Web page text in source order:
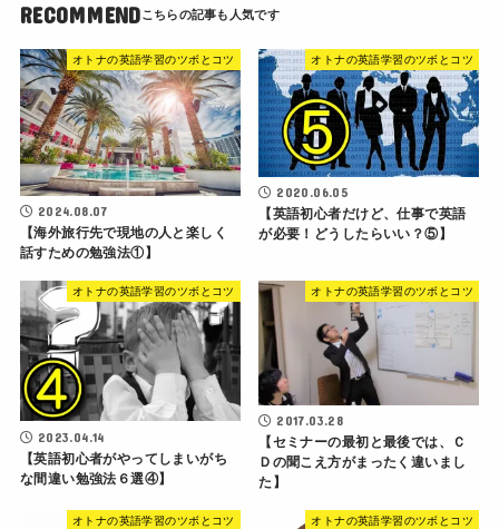
RECOMMEND
オトナの英語学習のツボとコツ
2024.08.07
【海外旅行先で現地の人と楽しく
話すための勉強法①】
オトナの英語学習のツボとコツ
2020.06.05
【英語初心者だけど、仕事で英語
が必要！どうしたらいい？⑤】
オトナの英語学習のツボとコツ
2023.04.14
【英語初心者がやってしまいがち
な間違い勉強法６選④】
オトナの英語学習のツボとコツ
2017.03.28
【セミナーの最初と最後では、Ｃ
Ｄの聞こえ方がまったく違いまし
た】
オトナの英語学習のツボとコツ オトナの英語学習のツボとコツ